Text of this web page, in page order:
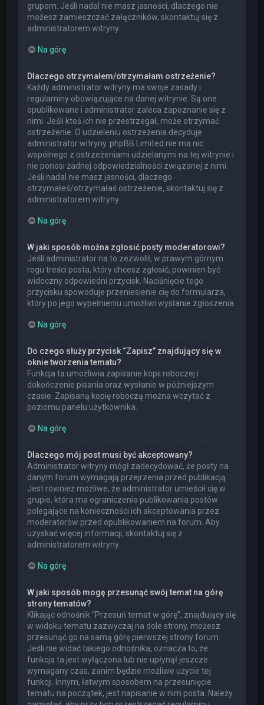
grupom. Jeśli nadal nie masz jasności, dlaczego nie
możesz zamieszczać załączników, skontaktuj się z
administratorem witryny.
Na górę
Dlaczego otrzymałem/otrzymałam ostrzeżenie?
Każdy administrator witryny ma swoje zasady i
regulaminy obowiązujące na danej witrynie. Są one
opublikowane i administrator zaleca zapoznanie się z
nimi. Jeśli ktoś ich nie przestrzegał, może otrzymać
ostrzeżenie. O udzieleniu ostrzeżenia decyduje
administrator witryny. phpBB Limited nie ma nic
wspólnego z ostrzeżeniami udzielanymi na tej witrynie i
nie ponosi żadnej odpowiedzialności związanej z nimi.
Jeśli nadal nie masz jasności, dlaczego
otrzymałeś/otrzymałaś ostrzeżenie, skontaktuj się z
administratorem witryny.
Na górę
W jaki sposób można zgłosić posty moderatorowi?
Jeśli administrator na to zezwolił, w prawym górnym
rogu treści posta, który chcesz zgłosić, powinien być
widoczny odpowiedni przycisk. Naciśnięcie tego
przycisku spowoduje przeniesienie cię do formularza,
który po jego wypełnieniu umożliwi wysłanie zgłoszenia.
Na górę
Do czego służy przycisk “Zapisz” znajdujący się w
oknie tworzenia tematu?
Funkcja ta umożliwia zapisanie kopii roboczej i
dokończenie pisania oraz wysłanie w późniejszym
czasie. Zapisaną kopię roboczą można wczytać z
poziomu panelu użytkownika.
Na górę
Dlaczego mój post musi być akceptowany?
Administrator witryny mógł zadecydować, że posty na
danym forum wymagają przejrzenia przed publikacją.
Jest również możliwe, że administrator umieścił cię w
grupie, która ma ograniczenia publikowania postów
polegające na konieczności ich akceptowania przez
moderatorów przed opublikowaniem na forum. Aby
uzyskać więcej informacji, skontaktuj się z
administratorem witryny.
Na górę
W jaki sposób mogę przesunąć swój temat na górę
strony tematów?
Klikając odnośnik “Przesuń temat w górę”, znajdujący się
w widoku tematu zazwyczaj na dole strony, możesz
przesunąć go na samą górę pierwszej strony forum.
Jeśli nie widać takiego odnośnika, oznacza to, że
funkcja ta jest wyłączona lub nie upłynął jeszcze
wymagany czas, zanim będzie możliwe użycie tej
funkcji. Innym, łatwym sposobem na przesunięcie
tematu na początek, jest napisanie w nim posta. Należy